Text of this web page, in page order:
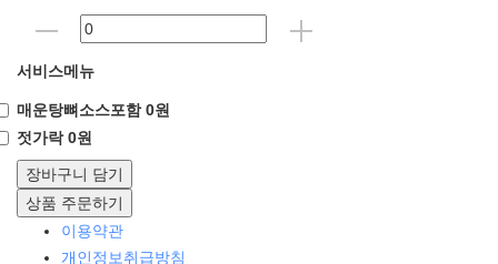
서비스메뉴
매운탕뼈소스포함 0원
젓가락 0원
장바구니 담기
상품 주문하기
이용약관
개인정보취급방침